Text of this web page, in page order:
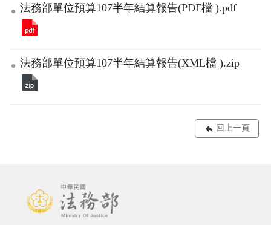
法務部單位預算107半年結算報告(PDF檔 ).pdf
法務部單位預算107半年結算報告(XML檔 ).zip
回上一頁